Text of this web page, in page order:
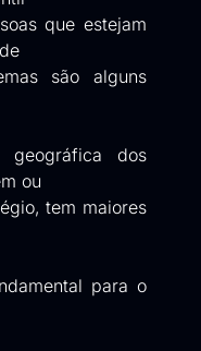
que estejam
são alguns
geográfica dos
ou
tem maiores
para o